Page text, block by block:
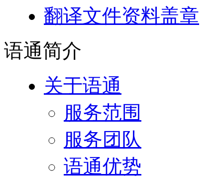
翻译文件资料盖章
语通简介
关于语通
服务范围
服务团队
语通优势